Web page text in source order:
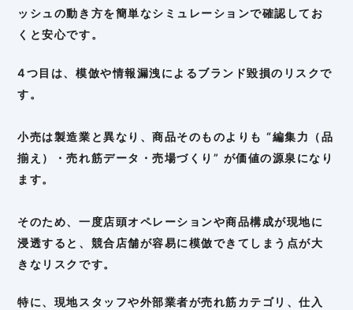
ッシュの動き方を簡単なシミュレーションで確認してお
くと安心です。
4つ目は、模倣や情報漏洩によるブランド毀損のリスクで
す。
小売は製造業と異なり、商品そのものよりも “編集力（品
揃え）・売れ筋データ・売場づくり” が価値の源泉になり
ます。
そのため、一度店頭オペレーションや商品構成が現地に
浸透すると、競合店舗が容易に模倣できてしまう点が大
きなリスクです。
特に、現地スタッフや外部業者が売れ筋カテゴリ、仕入